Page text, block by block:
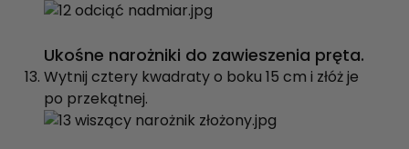
Ukośne narożniki do zawieszenia pręta.
Wytnij cztery kwadraty o boku 15 cm i złóż je
po przekątnej.